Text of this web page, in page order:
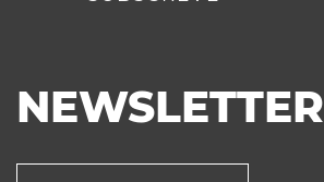
NEWSLETTER